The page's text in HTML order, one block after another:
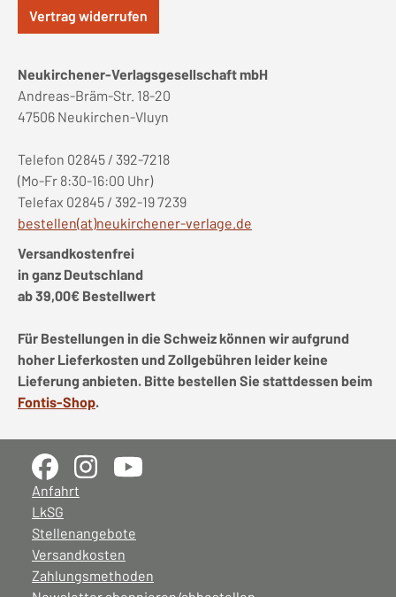
Vertrag widerrufen
Neukirchener-Verlagsgesellschaft mbH
Andreas-Bräm-Str. 18-20
47506 Neukirchen-Vluyn
Telefon 02845 / 392-7218
(Mo-Fr 8:30-16:00 Uhr)
Telefax 02845 / 392-19 7239
bestellen(at)neukirchener-verlage.de
Versandkostenfrei
in ganz Deutschland
ab 39,00€ Bestellwert
Für Bestellungen in die Schweiz können wir aufgrund
hoher Lieferkosten und Zollgebühren leider keine
Lieferung anbieten. Bitte bestellen Sie stattdessen beim
Fontis-Shop.
Anfahrt
LkSG
Stellenangebote
Versandkosten
Zahlungsmethoden